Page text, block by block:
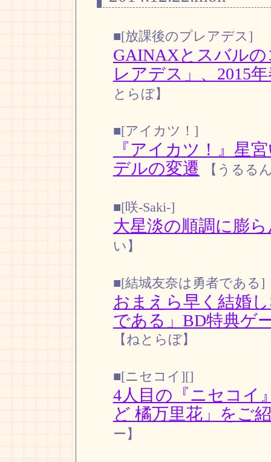
■[放課後のプレアデス]
GAINAXとスバル
レアデス」、2015
とらぼ】
■[アイカツ！]
『アイカツ！』星
デルの変遷
【うるる
■[咲-Saki-]
大星淡の順調に膨
い】
■[結城友奈は勇者である]
おまえら早く結婚
である」BD特典ゲ
【ねとらぼ】
■[ニセコイ][]
4人目の『ニセコイ
ど 橘万里花」をご
ー】